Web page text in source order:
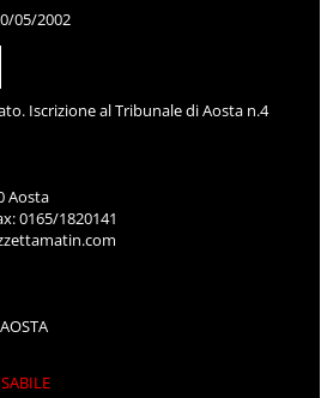
05/2002
Iscrizione al Tribunale di Aosta n.4
Aosta
0165/1820141